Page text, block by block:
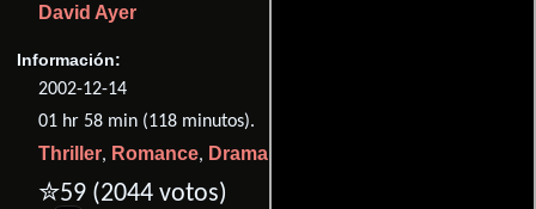
David Ayer
Información:
2002-12-14
01 hr 58 min (118 minutos).
Thriller, Romance, Drama
✮59 (2044 votos)